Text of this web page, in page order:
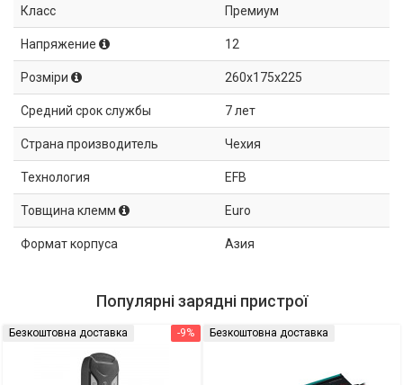
Класс Премиум
Напряжение 12
Розміри 260x175x225
Средний срок службы 7 лет
Страна производитель Чехия
Технология EFB
Товщина клемм Euro
Формат корпуса Азия
Популярні зарядні пристрої
-9%
Безкоштовна доставка Безкоштовна доставка